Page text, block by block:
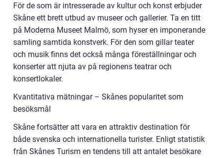
För de som är intresserade av kultur och konst erbjuder
Skåne ett brett utbud av museer och gallerier. Ta en titt
på Moderna Museet Malmö, som hyser en imponerande
samling samtida konstverk. För den som gillar teater
och musik finns det också många föreställningar och
konserter att njuta av på regionens teatrar och
konsertlokaler.
Kvantitativa mätningar – Skånes popularitet som
besöksmål
Skåne fortsätter att vara en attraktiv destination för
både svenska och internationella turister. Enligt statistik
från Skånes Turism en tendens till att antalet besökare